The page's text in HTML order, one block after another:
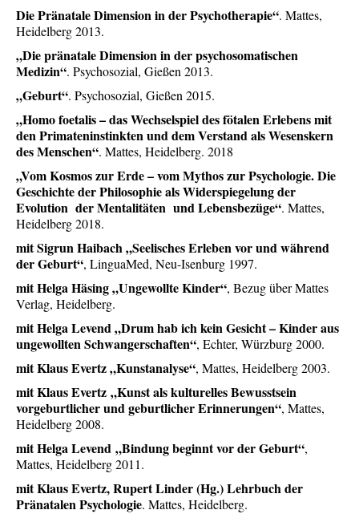
Die Pränatale Dimension in der Psychotherapie“. Mattes,
Heidelberg 2013.
„Die pränatale Dimension in der psychosomatischen
Medizin“. Psychosozial, Gießen 2013.
„Geburt“. Psychosozial, Gießen 2015.
„Homo foetalis – das Wechselspiel des fötalen Erlebens mit
den Primateninstinkten und dem Verstand als Wesenskern
des Menschen“. Mattes, Heidelberg. 2018
„Vom Kosmos zur Erde – vom Mythos zur Psychologie. Die
Geschichte der Philosophie als Widerspiegelung der
Evolution der Mentalitäten und Lebensbezüge“. Mattes,
Heidelberg 2018.
mit Sigrun Haibach „Seelisches Erleben vor und während
der Geburt“, LinguaMed, Neu-Isenburg 1997.
mit Helga Häsing „Ungewollte Kinder“, Bezug über Mattes
Verlag, Heidelberg.
mit Helga Levend „Drum hab ich kein Gesicht – Kinder aus
ungewollten Schwangerschaften“, Echter, Würzburg 2000.
mit Klaus Evertz „Kunstanalyse“, Mattes, Heidelberg 2003.
mit Klaus Evertz „Kunst als kulturelles Bewusstsein
vorgeburtlicher und geburtlicher Erinnerungen“, Mattes,
Heidelberg 2008.
mit Helga Levend „Bindung beginnt vor der Geburt“,
Mattes, Heidelberg 2011.
mit Klaus Evertz, Rupert Linder (Hg.) Lehrbuch der
Pränatalen Psychologie. Mattes, Heidelberg.